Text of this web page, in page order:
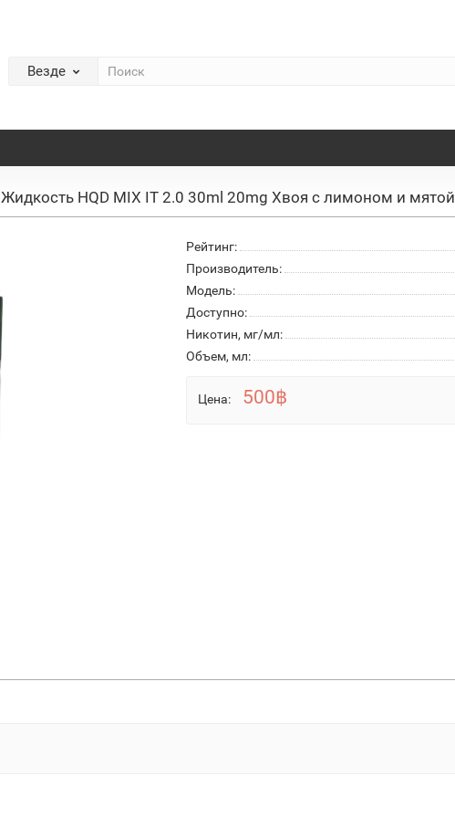
Везде
Жидкость HQD MIX IT 2.0 30ml 20mg Хвоя с лимоном и мятой
Рейтинг:
Производитель:
Модель:
Доступно:
Никотин, мг/мл:
Объем, мл:
Цена: 500฿